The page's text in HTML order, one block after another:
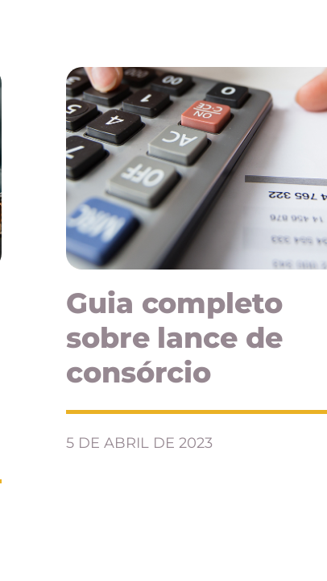
Guia completo
sobre lance de
consórcio
5 DE ABRIL DE 2023